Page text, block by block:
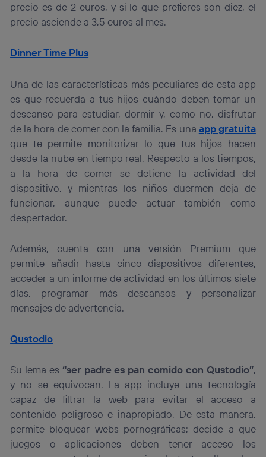
precio es de 2 euros, y si lo que prefieres son diez, el
precio asciende a 3,5 euros al mes.
Dinner Time Plus
Una de las características más peculiares de esta app
es que recuerda a tus hijos cuándo deben tomar un
descanso para estudiar, dormir y, como no, disfrutar
de la hora de comer con la familia. Es una app gratuita
que te permite monitorizar lo que tus hijos hacen
desde la nube en tiempo real. Respecto a los tiempos,
a la hora de comer se detiene la actividad del
dispositivo, y mientras los niños duermen deja de
funcionar, aunque puede actuar también como
despertador.
Además, cuenta con una versión Premium que
permite añadir hasta cinco dispositivos diferentes,
acceder a un informe de actividad en los últimos siete
días, programar más descansos y personalizar
mensajes de advertencia.
Qustodio
Su lema es “ser padre es pan comido con Qustodio”,
y no se equivocan. La app incluye una tecnología
capaz de filtrar la web para evitar el acceso a
contenido peligroso e inapropiado. De esta manera,
permite bloquear webs pornográficas; decide a que
juegos o aplicaciones deben tener acceso los